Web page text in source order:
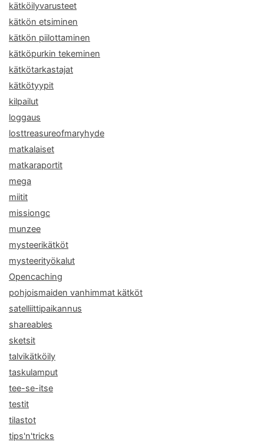
kätköilyvarusteet
kätkön etsiminen
kätkön piilottaminen
kätköpurkin tekeminen
kätkötarkastajat
kätkötyypit
kilpailut
loggaus
losttreasureofmaryhyde
matkalaiset
matkaraportit
mega
miitit
missiongc
munzee
mysteerikätköt
mysteerityökalut
Opencaching
pohjoismaiden vanhimmat kätköt
satelliittipaikannus
shareables
sketsit
talvikätköily
taskulamput
tee-se-itse
testit
tilastot
tips'n'tricks